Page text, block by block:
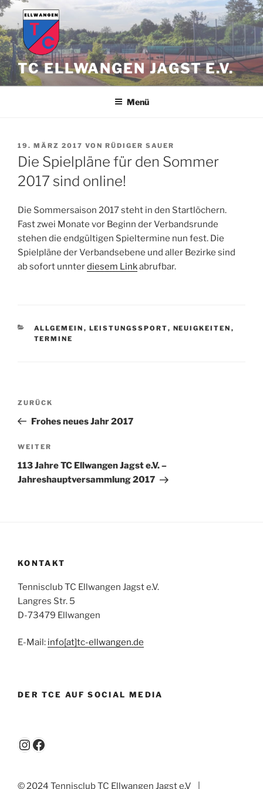
Zum
Inhalt
springen
TC ELLWANGEN JAGST E.V.
Menü
VERÖFFENTLICHT
AM
19. MÄRZ 2017 VON RÜDIGER SAUER
Die Spielpläne für den Sommer
2017 sind online!
Die Sommersaison 2017 steht in den Startlöchern.
Fast zwei Monate vor Beginn der Verbandsrunde
stehen die endgültigen Spieltermine nun fest. Die
Spielpläne der Verbandsebene und aller Bezirke sind
ab sofort unnterdiesem Linkabrufbar.
KATEGORIEN
ALLGEMEIN , LEISTUNGSSPORT, NEUIGKEITEN ,
TERMINE
Beitragsnavigation
Vorheriger
Beitrag
ZURÜCK
Frohes neues Jahr 2017
Nächster
Beitrag
WEITER
113 Jahre TC Ellwangen Jagst e.V. –
Jahreshauptversammlung 2017
KONTAKT
Tennisclub TC Ellwangen Jagst e.V.
Langres Str. 5
D-73479 Ellwangen
E-Mail: info[at]tc-ellwangen.de
DER TCE AUF SOCIAL MEDIA
Instagram
Facebook
© 2024 Tennisclub TC Ellwangen Jagst e.V